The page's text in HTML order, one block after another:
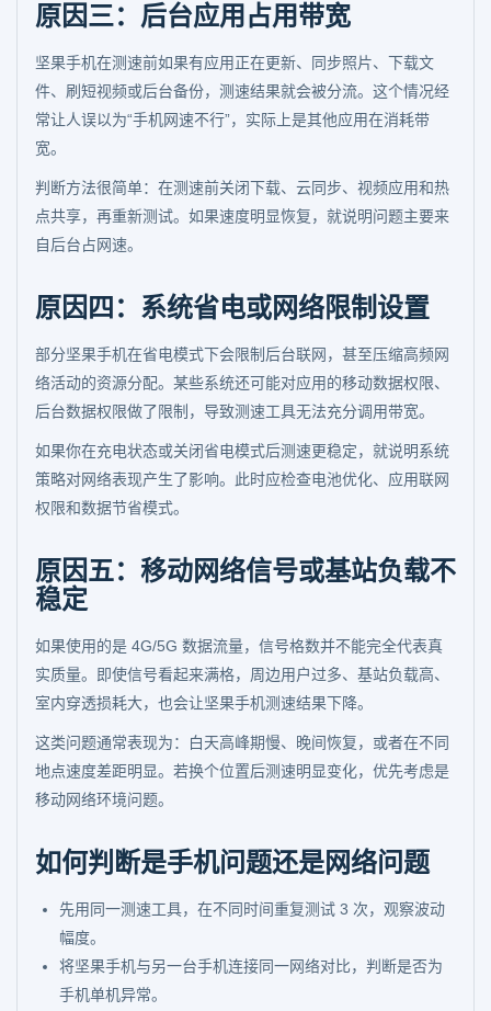
原因三：后台应用占用带宽
坚果手机在测速前如果有应用正在更新、同步照片、下载文
件、刷短视频或后台备份，测速结果就会被分流。这个情况经
常让人误以为“手机网速不行”，实际上是其他应用在消耗带
宽。
判断方法很简单：在测速前关闭下载、云同步、视频应用和热
点共享，再重新测试。如果速度明显恢复，就说明问题主要来
自后台占网速。
原因四：系统省电或网络限制设置
部分坚果手机在省电模式下会限制后台联网，甚至压缩高频网
络活动的资源分配。某些系统还可能对应用的移动数据权限、
后台数据权限做了限制，导致测速工具无法充分调用带宽。
如果你在充电状态或关闭省电模式后测速更稳定，就说明系统
策略对网络表现产生了影响。此时应检查电池优化、应用联网
权限和数据节省模式。
原因五：移动网络信号或基站负载不
稳定
如果使用的是 4G/5G 数据流量，信号格数并不能完全代表真
实质量。即使信号看起来满格，周边用户过多、基站负载高、
室内穿透损耗大，也会让坚果手机测速结果下降。
这类问题通常表现为：白天高峰期慢、晚间恢复，或者在不同
地点速度差距明显。若换个位置后测速明显变化，优先考虑是
移动网络环境问题。
如何判断是手机问题还是网络问题
先用同一测速工具，在不同时间重复测试 3 次，观察波动
幅度。
将坚果手机与另一台手机连接同一网络对比，判断是否为
手机单机异常。